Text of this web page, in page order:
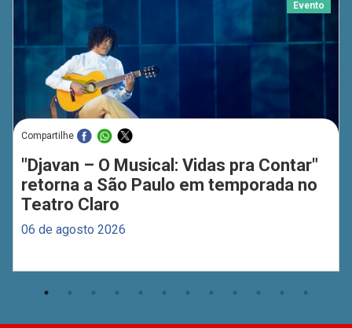
Evento
Compartilhe
"Djavan – O Musical: Vidas pra Contar"
retorna a São Paulo em temporada no
Teatro Claro
06 de agosto 2026